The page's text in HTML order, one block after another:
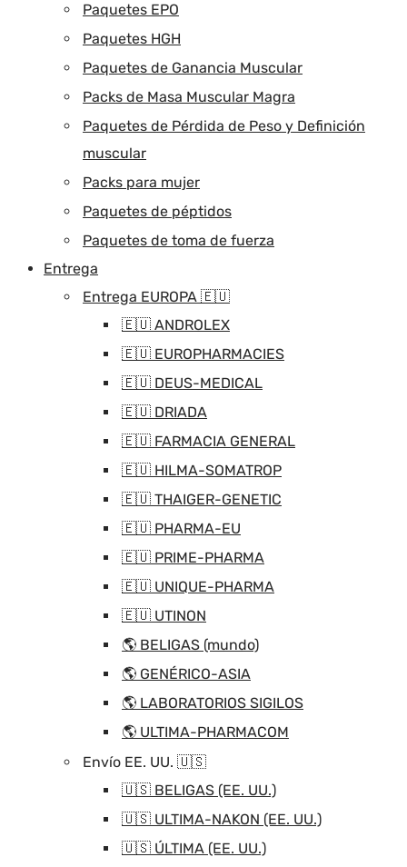
Paquetes EPO
Paquetes HGH
Paquetes de Ganancia Muscular
Packs de Masa Muscular Magra
Paquetes de Pérdida de Peso y Definición
muscular
Packs para mujer
Paquetes de péptidos
Paquetes de toma de fuerza
Entrega
Entrega EUROPA 🇪🇺
🇪🇺 ANDROLEX
🇪🇺 EUROPHARMACIES
🇪🇺 DEUS-MEDICAL
🇪🇺 DRIADA
🇪🇺 FARMACIA GENERAL
🇪🇺 HILMA-SOMATROP
🇪🇺 THAIGER-GENETIC
🇪🇺 PHARMA-EU
🇪🇺 PRIME-PHARMA
🇪🇺 UNIQUE-PHARMA
🇪🇺 UTINON
🌎 BELIGAS (mundo)
🌎 GENÉRICO-ASIA
🌎 LABORATORIOS SIGILOS
🌎 ULTIMA-PHARMACOM
Envío EE. UU. 🇺🇸
🇺🇸 BELIGAS (EE. UU.)
🇺🇸 ULTIMA-NAKON (EE. UU.)
🇺🇸 ÚLTIMA (EE. UU.)